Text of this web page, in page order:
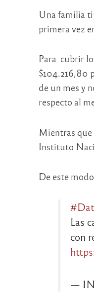
Una familia
primera vez
Para cubrir
$104.216,80
de un mes y
respecto al
Mientras que
Instituto
De este
Las
con
—